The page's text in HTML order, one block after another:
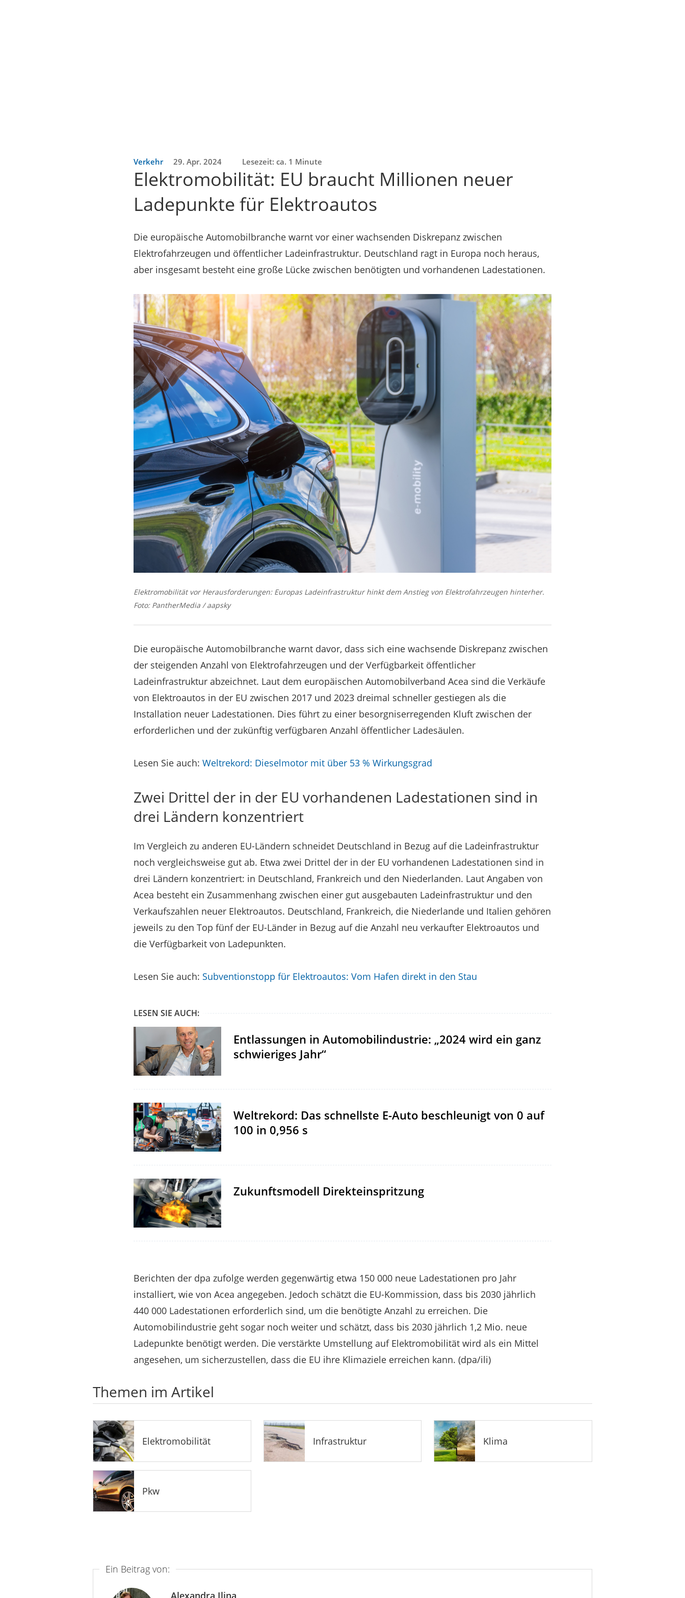
Verkehr 29. Apr. 2024 Lesezeit: ca. 1 Minute
Elektromobilität: EU braucht Millionen neuer
Ladepunkte für Elektroautos
Die europäische Automobilbranche warnt vor einer wachsenden Diskrepanz zwischen
Elektrofahrzeugen und öffentlicher Ladeinfrastruktur. Deutschland ragt in Europa noch heraus,
aber insgesamt besteht eine große Lücke zwischen benötigten und vorhandenen Ladestationen.
Elektromobilität vor Herausforderungen: Europas Ladeinfrastruktur hinkt dem Anstieg von Elektrofahrzeugen hinterher.
Foto: PantherMedia / aapsky
Die europäische Automobilbranche warnt davor, dass sich eine wachsende Diskrepanz zwischen
der steigenden Anzahl von Elektrofahrzeugen und der Verfügbarkeit öffentlicher
Ladeinfrastruktur abzeichnet. Laut dem europäischen Automobilverband Acea sind die Verkäufe
von Elektroautos in der EU zwischen 2017 und 2023 dreimal schneller gestiegen als die
Installation neuer Ladestationen. Dies führt zu einer besorgniserregenden Kluft zwischen der
erforderlichen und der zukünftig verfügbaren Anzahl öffentlicher Ladesäulen.
Lesen Sie auch: Weltrekord: Dieselmotor mit über 53 % Wirkungsgrad
Zwei Drittel der in der EU vorhandenen Ladestationen sind in
drei Ländern konzentriert
Im Vergleich zu anderen EU-Ländern schneidet Deutschland in Bezug auf die Ladeinfrastruktur
noch vergleichsweise gut ab. Etwa zwei Drittel der in der EU vorhandenen Ladestationen sind in
drei Ländern konzentriert: in Deutschland, Frankreich und den Niederlanden. Laut Angaben von
Acea besteht ein Zusammenhang zwischen einer gut ausgebauten Ladeinfrastruktur und den
Verkaufszahlen neuer Elektroautos. Deutschland, Frankreich, die Niederlande und Italien gehören
jeweils zu den Top fünf der EU-Länder in Bezug auf die Anzahl neu verkaufter Elektroautos und
die Verfügbarkeit von Ladepunkten.
Lesen Sie auch: Subventionstopp für Elektroautos: Vom Hafen direkt in den Stau
LESEN SIE AUCH:
Entlassungen in Automobilindustrie: „2024 wird ein ganz
schwieriges Jahr“
Weltrekord: Das schnellste E-Auto beschleunigt von 0 auf
100 in 0,956 s
Zukunftsmodell Direkteinspritzung
Berichten der dpa zufolge werden gegenwärtig etwa 150 000 neue Ladestationen pro Jahr
installiert, wie von Acea angegeben. Jedoch schätzt die EU-Kommission, dass bis 2030 jährlich
440 000 Ladestationen erforderlich sind, um die benötigte Anzahl zu erreichen. Die
Automobilindustrie geht sogar noch weiter und schätzt, dass bis 2030 jährlich 1,2 Mio. neue
Ladepunkte benötigt werden. Die verstärkte Umstellung auf Elektromobilität wird als ein Mittel
angesehen, um sicherzustellen, dass die EU ihre Klimaziele erreichen kann. (dpa/ili)
Themen im Artikel
Elektromobilität Infrastruktur Klima
Pkw
Ein Beitrag von:
Alexandra Ilina